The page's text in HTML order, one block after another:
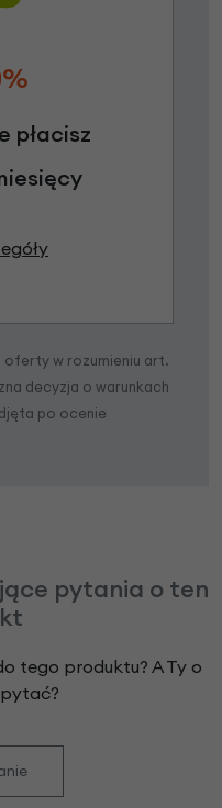
płacisz
oferty w rozumieniu art.
decyzja o warunkach
po ocenie
pytania o ten
tego produktu? A Ty o